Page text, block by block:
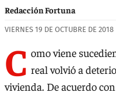
Redacción Fortuna
VIERNES 19 DE OCTUBRE DE 2018
C omo viene
real volvió a
vivienda. De acuerdo